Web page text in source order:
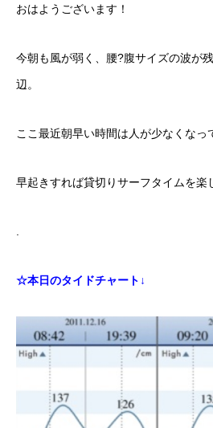
おはようございます！
今朝も風が弱く、腰?腹サイズの波が
辺。
ここ最近朝早い時間は人が少なくなっ
早起きすれば貸切りサーフタイムを楽
☆本日のタイドチャート↓